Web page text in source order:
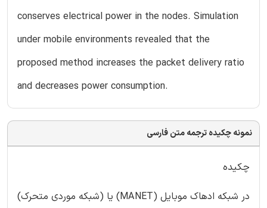
conserves electrical power in the nodes. Simulation
under mobile environments revealed that the
proposed method increases the packet delivery ratio
and decreases power consumption.
نمونه چکیده ترجمه متن فارسی
چکیده
در شبکه ادهاک موبایل (MANET) یا (شبکه موردی متحرک)